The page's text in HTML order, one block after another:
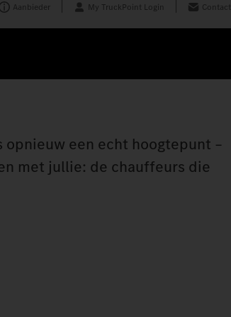
Aanbieder My TruckPoint Login Contact
opnieuw een echt hoogtepunt –
met jullie: de chauffeurs die